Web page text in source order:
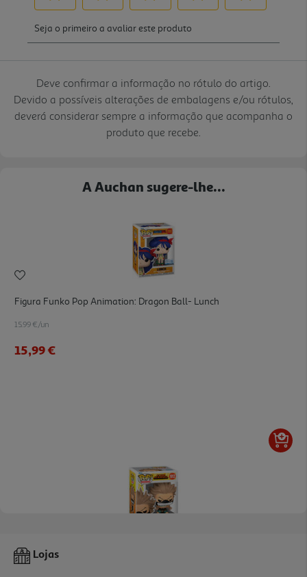
Deve confirmar a informação no rótulo do artigo.
Devido a possíveis alterações de embalagens e/ou rótulos,
deverá considerar sempre a informação que acompanha o
produto que recebe.
A Auchan sugere-lhe...
Figura Funko Pop Animation: Dragon Ball- Lunch
15.99 €/un
15,99 €
Figura Funko Pop Animation: My Hero Academi
Lojas